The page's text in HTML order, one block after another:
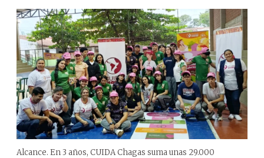
Alcance. En 3 años, CUIDA Chagas suma unas 29.000